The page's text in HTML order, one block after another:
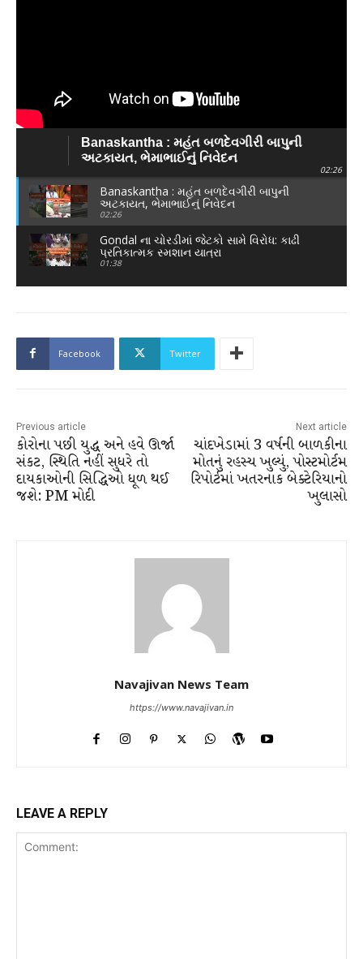
Banaskantha : મહંત બળદેવગીરી બાપુની
અટકાયત, ભેમાભાઈનું નિવેદન
02:26
Banaskantha : મહંત બળદેવગીરી બાપુની
અટકાયત, ભેમાભાઈનું નિવેદન
02:26
Gondal ના ચોરડીમાં જેટકો સામે વિરોધ: કાઢી
પ્રતિકાત્મક સ્મશાન યાત્રા
01:38
Facebook Twitter
Previous article
કોરોના પછી યુદ્ધ અને હવે ઊર્જા
સંકટ, સ્થિતિ નહીં સુધરે તો
દાયકાઓની સિદ્ધિઓ ધૂળ થઈ
જશે: PM મોદી
Next article
ચાંદખેડામાં 3 વર્ષની બાળકીના
મોતનું રહસ્ય ખુલ્યું, પોસ્ટમોર્ટમ
રિપોર્ટમાં ખતરનાક બેક્ટેરિયાનો
ખુલાસો
Navajivan News Team
https://www.navajivan.in
LEAVE A REPLY